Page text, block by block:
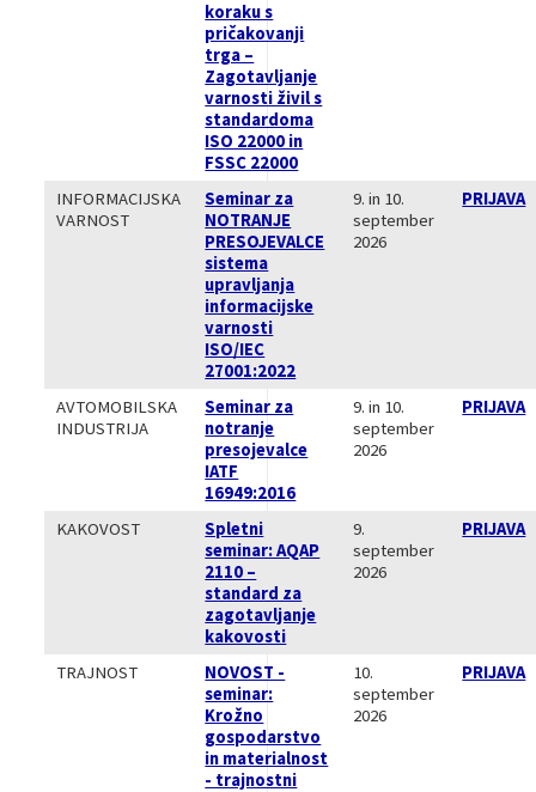
koraku s
pričakovanji
trga –
Zagotavljanje
varnosti živil s
standardoma
ISO 22000 in
FSSC 22000
INFORMACIJSKA
VARNOST
Seminar za
NOTRANJE
PRESOJEVALCE
sistema
upravljanja
informacijske
varnosti
ISO/IEC
27001:2022
9. in 10.
september
2026
PRIJAVA
AVTOMOBILSKA
INDUSTRIJA
Seminar za
notranje
presojevalce
IATF
16949:2016
9. in 10.
september
2026
PRIJAVA
KAKOVOST
Spletni
seminar: AQAP
2110 –
standard za
zagotavljanje
kakovosti
9.
september
2026
PRIJAVA
TRAJNOST
NOVOST -
seminar:
Krožno
gospodarstvo
in materialnost
- trajnostni
10.
september
2026
PRIJAVA